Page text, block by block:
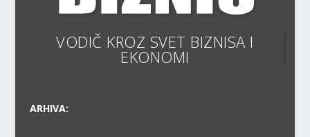
VODIČ KROZ SVET BIZNISA I